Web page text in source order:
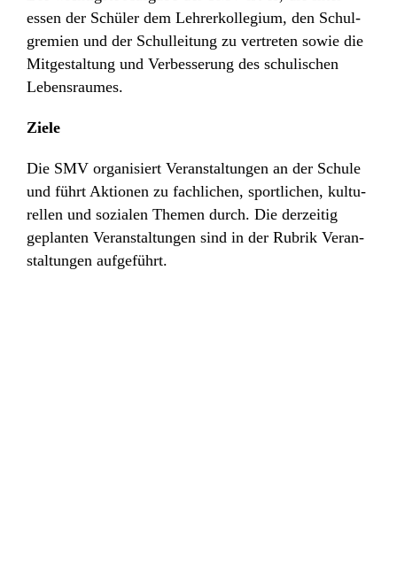
essen der Schüler dem Lehrer­kol­le­gium, den Schul­
gre­mien und der Schul­lei­tung zu vertreten sowie die
Mitge­stal­tung und Verbes­se­rung des schu­li­schen
Lebensraumes.
Ziele
Die SMV orga­ni­siert Veran­stal­tungen an der Schule
und führt Aktionen zu fach­li­chen, sport­li­chen, kultu­
rellen und sozialen Themen durch. Die derzeitig
geplanten Veran­stal­tungen sind in der Rubrik Veran­
stal­tungen aufgeführt.